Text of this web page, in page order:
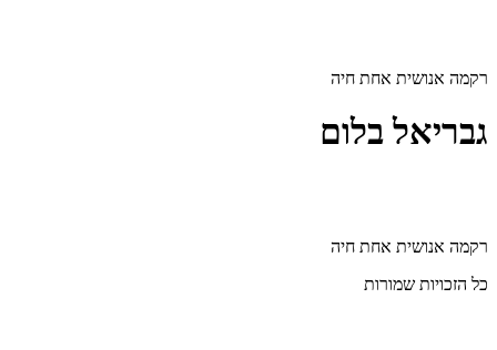
רקמה אנושית אחת חיה
גבריאל בלום
רקמה אנושית אחת חיה
כל הזכויות שמורות